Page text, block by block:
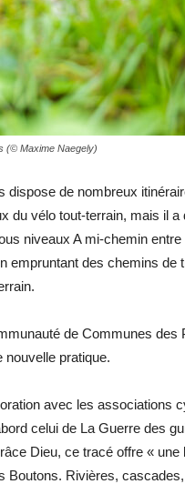
(© Maxime Naegely)
dispose de nombreux
du vélo tout-terrain, mais il
niveaux A mi-chemin
empruntant des chemins de
de Communes des
nouvelle pratique.
avec les associations
celui de La Guerre des
Dieu, ce tracé offre «
Boutons. Rivières,